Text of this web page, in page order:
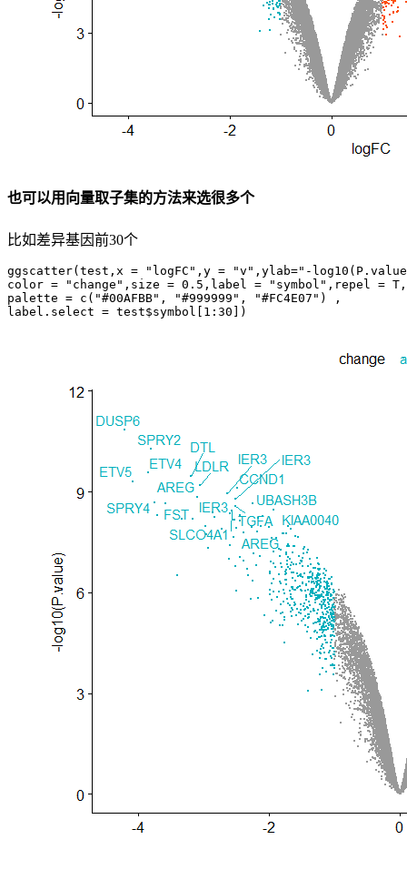
也可以用向量取子集的方法来选很多个
比如差异基因前30个
ggscatter(test,x = "logFC",y = "v",ylab="-
color = "change",size = 0.5,label = "symbol",repel = T,
palette = c("#00AFBB", "#999999", "#FC4E07") ,
label.select = test$symbol[1:30])